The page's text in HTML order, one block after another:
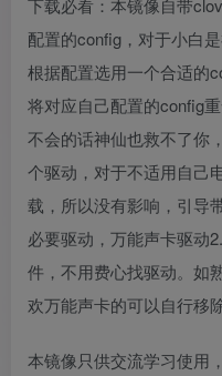
下载必看：本镜像自带
配置的config，对于小白
根据配置选用一个合适的
将对应自己配置的config
不会的话神仙也救不了你
个驱动，对于不适用自己
载，所以没有影响，引导
必要驱动，万能声卡驱动
件，不用费心找驱动。如
欢万能声卡的可以自行移
本镜像只供交流学习使用